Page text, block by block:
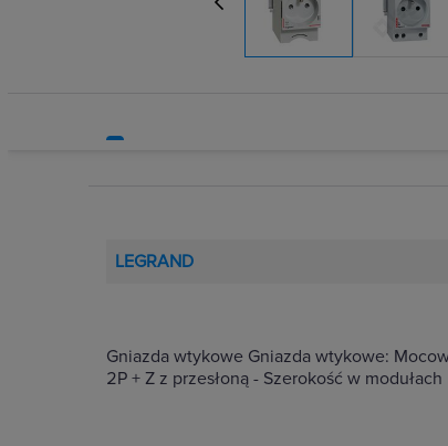
LEGRAND
Gniazda wtykowe Gniazda wtykowe:
2P + Z z przesłoną - Szerokość w